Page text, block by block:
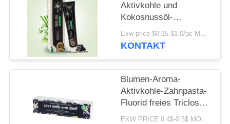
DATENSCHUTZ-
BESTIMMUNGEN
Aktivkohle und
Kokosnussöl-
Zahnpasta 100g
Exw price $0.15-$1.0/pc MOQ:500pcs-30000pcs
KONTAKT
Blumen-Aroma-
Aktivkohle-Zahnpasta-
Fluorid freies Triclosan
frei
EXW PRICE 0.4$-0.5$ MOQ:500pcs-30000pcs